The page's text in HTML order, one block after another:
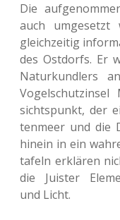
Die
auch umge­setzt
gleich­zei­tig
des Ost­dorfs. Er
Natur­kund­lers
sichts­punkt, der
ten­meer und die
hinein in ein
ta­feln erklä­ren
die Juis­ter
und Licht.